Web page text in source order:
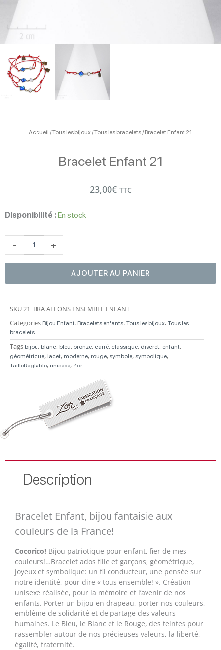
Accueil /Tous les bijoux /Tous les bracelets/ Bracelet Enfant 21
Bracelet Enfant 21
23,00€ TTC
Disponibilité :En stock
-
de
Enfant
+
AJOUTER AU PANIER
SKU21_BRA ALLONS ENSEMBLE ENFANT
Categories Bijou Enfant, Bracelets enfants, Tous les bijoux, Tous les
bracelets
Tags bijou, blanc, bleu, bronze, carré, classique, discret, enfant,
géométrique, lacet, moderne, rouge, symbole, symbolique,
TailleReglable, unisexe, Zor
Description
Bracelet Enfant, bijou fantaisie aux
couleurs de la France!
Cocorico! Bijou patriotique pour enfant, fier de mes
couleurs!…Bracelet ados fille et garçons, géométrique,
joyeux et symbolique: un fil conducteur, une pensée sur
notre identité, pour dire « tous ensemble! ». Création
unisexe réalisée, pour la mémoire et l’avenir de nos
enfants. Porter un bijou en drapeau, porter nos couleurs,
emblème de solidarité et de partage des valeurs
humaines. Le Bleu, le Blanc et le Rouge, des teintes pour
rassembler autour de nos précieuses valeurs, la liberté,
égalité, fraternité.